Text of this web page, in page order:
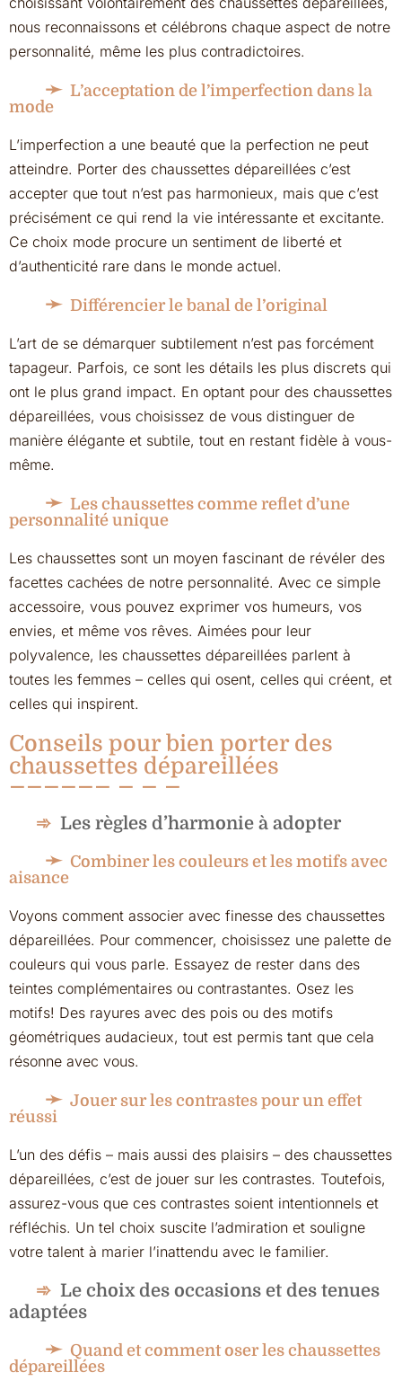
nous reconnaissons et célébrons chaque aspect de notre
personnalité, même les plus contradictoires.
L’acceptation de l’imperfection dans la
mode
L’imperfection a une beauté que la perfection ne peut
atteindre. Porter des chaussettes dépareillées c’est
accepter que tout n’est pas harmonieux, mais que c’est
précisément ce qui rend la vie intéressante et excitante.
Ce choix mode procure un sentiment de liberté et
d’authenticité rare dans le monde actuel.
Différencier le banal de l’original
L’art de se démarquer subtilement n’est pas forcément
tapageur. Parfois, ce sont les détails les plus discrets qui
ont le plus grand impact. En optant pour des chaussettes
dépareillées, vous choisissez de vous distinguer de
manière élégante et subtile, tout en restant fidèle à vous-
même.
Les chaussettes comme reflet d’une
personnalité unique
Les chaussettes sont un moyen fascinant de révéler des
facettes cachées de notre personnalité. Avec ce simple
accessoire, vous pouvez exprimer vos humeurs, vos
envies, et même vos rêves. Aimées pour leur
polyvalence, les chaussettes dépareillées parlent à
toutes les femmes – celles qui osent, celles qui créent, et
celles qui inspirent.
Conseils pour bien porter des
chaussettes dépareillées
Les règles d’harmonie à adopter
Combiner les couleurs et les motifs avec
aisance
Voyons comment associer avec finesse des chaussettes
dépareillées. Pour commencer, choisissez une palette de
couleurs qui vous parle. Essayez de rester dans des
teintes complémentaires ou contrastantes. Osez les
motifs! Des rayures avec des pois ou des motifs
géométriques audacieux, tout est permis tant que cela
résonne avec vous.
Jouer sur les contrastes pour un effet
réussi
L’un des défis – mais aussi des plaisirs – des chaussettes
dépareillées, c’est de jouer sur les contrastes. Toutefois,
assurez-vous que ces contrastes soient intentionnels et
réfléchis. Un tel choix suscite l’admiration et souligne
votre talent à marier l’inattendu avec le familier.
Le choix des occasions et des tenues
adaptées
Quand et comment oser les chaussettes
dépareillées